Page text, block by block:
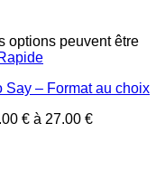
options peuvent être
Say – Format au choix
€ à 27.00 €